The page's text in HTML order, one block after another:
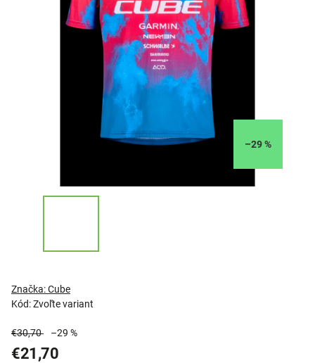
–29 %
Kód:Zvoľte variant
Značka:Cube
€30,70 –29 %
€21,70